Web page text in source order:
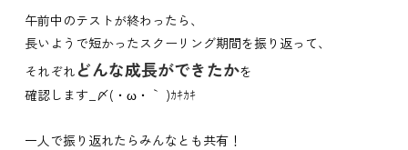
午前中のテストが終わったら、
長いようで短かったスクーリング期間を振り返って、
それぞれ どんな成長ができたかを
確認します_〆(・ω・｀ )ｶｷｶｷ
一人で振り返れたらみんなとも共有！